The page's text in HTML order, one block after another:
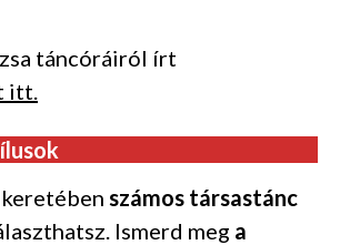
táncóráiról írt
itt.
keretében számos társastánc
Ismerd meg a